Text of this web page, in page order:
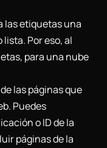
las etiquetas una
Por eso, al
para una nube
las páginas que
Puedes
o ID de la
páginas de la